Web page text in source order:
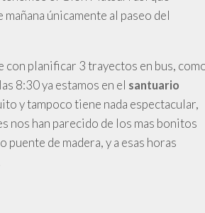
únicamente al paseo del
con planificar 3 trayectos en bus,
8:30 ya estamos en el santuario
y tampoco tiene nada espectacular,
nos han parecido de los mas bonitos
de madera, y a esas horas